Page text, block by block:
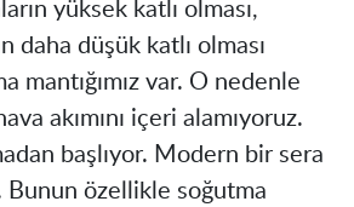
yüksek katlı olması,
daha düşük katlı olması
mantığımız var. O nedenle
akımını içeri alamıyoruz.
başlıyor. Modern bir sera
Bunun özellikle soğutma